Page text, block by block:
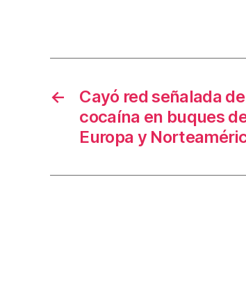
←
Cayó red señalada
cocaína en buques
Europa y